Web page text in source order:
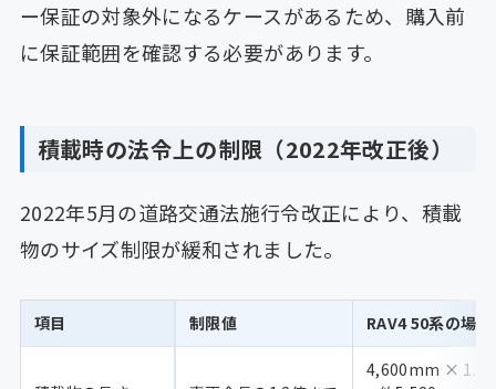
ー保証の対象外になるケースがあるため、購入前
に保証範囲を確認する必要があります。
積載時の法令上の制限（2022年改正後）
2022年5月の道路交通法施行令改正により、積載
物のサイズ制限が緩和されました。
項目 制限値 RAV4 50系の場合
4,600mm × 1.2